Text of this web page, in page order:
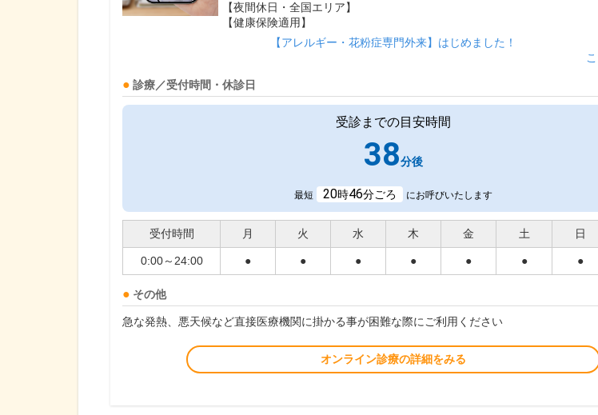
【夜間休日・全国エリア】
【健康保険適用】
【アレルギー・花粉症専門外来】はじめました！
診療／受付時間・休診日
受診までの目安時間
38分後
最短 20時46分ごろ にお呼びいたします
受付時間 月 火 水 木 金 土 日
0:00～24:00 ● ● ● ● ● ● ●
その他
急な発熱、悪天候など直接医療機関に掛かる事が困難な際にご利用ください
オンライン診療の詳細をみる